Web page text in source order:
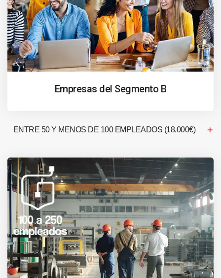
Empresas del Segmento B
ENTRE 50 Y MENOS DE 100 EMPLEADOS (18.000€)